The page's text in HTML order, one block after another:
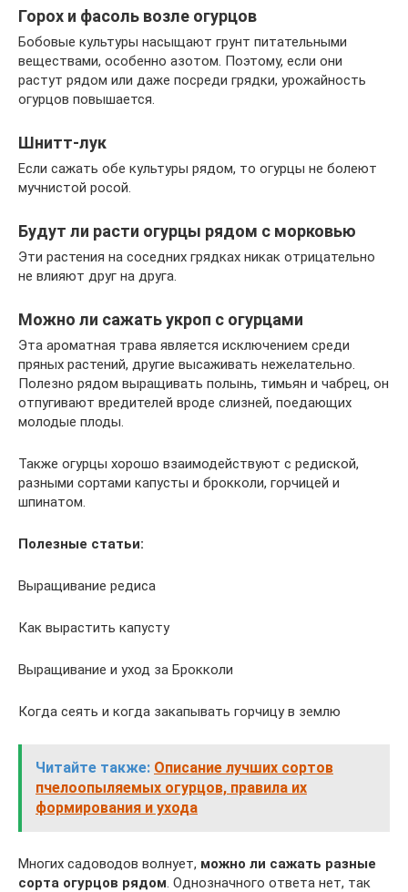
Горох и фасоль возле огурцов
Бобовые культуры насыщают грунт питательными
веществами, особенно азотом. Поэтому, если они
растут рядом или даже посреди грядки, урожайность
огурцов повышается.
Шнитт-лук
Если сажать обе культуры рядом, то огурцы не болеют
мучнистой росой.
Будут ли расти огурцы рядом с морковью
Эти растения на соседних грядках никак отрицательно
не влияют друг на друга.
Можно ли сажать укроп с огурцами
Эта ароматная трава является исключением среди
пряных растений, другие высаживать нежелательно.
Полезно рядом выращивать полынь, тимьян и чабрец, он
отпугивают вредителей вроде слизней, поедающих
молодые плоды.
Также огурцы хорошо взаимодействуют с редиской,
разными сортами капусты и брокколи, горчицей и
шпинатом.
Полезные статьи:
Выращивание редиса
Как вырастить капусту
Выращивание и уход за Брокколи
Когда сеять и когда закапывать горчицу в землю
Читайте также: Описание лучших сортов
пчелоопыляемых огурцов, правила их
формирования и ухода
Многих садоводов волнует, можно ли сажать разные
сорта огурцов рядом . Однозначного ответа нет, так